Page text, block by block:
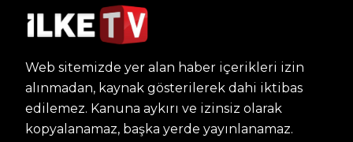
Web sitemizde yer alan haber içerikleri izin
alınmadan, kaynak gösterilerek dahi iktibas
edilemez. Kanuna aykırı ve izinsiz olarak
kopyalanamaz, başka yerde yayınlanamaz.